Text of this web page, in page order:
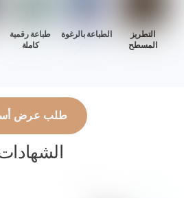
التطريز
المسطح
الطباعة بالرغوة
طباعة رقمية
كاملة
طلب عرض